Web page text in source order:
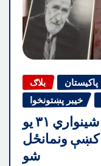
بلاګ پاکیستان
خیبر پښتونخوا
بابای غزل امیر حمزه بابا شینواري ۳۱ یو
کښې ونمانځل
شو